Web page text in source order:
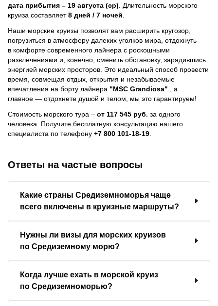
дата прибытия – 19 августа (ср) . Длительность морского
круиза составляет8 дней / 7 ночей
Наши морские круизы позволят вам расширить кругозор,
погрузиться в атмосферу далеких уголков мира, отдохнуть
в комфорте современного лайнера с роскошными
развлечениями и, конечно, сменить обстановку, зарядившись
энергией морских просторов. Это идеальный способ провести
время, совмещая отдых, открытия и незабываемые
впечатления на борту лайнера "MSC Grandiosa"
, a
главное — отдохнете душой и телом, мы это гарантируем!
Стоимость морского тура – от 117 545 руб. за одного
человека. Получите бесплатную консультацию нашего
специалиста по телефону +7 800 101-18-19
Ответы на частые вопросы
Какие страны Средиземноморья чаще
всего включены в круизные маршруты?
Нужны ли визы для морских круизов
по Средиземному морю?
Когда лучше ехать в морской круиз
по Средиземноморью?